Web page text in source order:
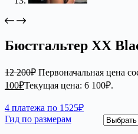
Бюстгальтер XX
12 200₽ Первоначальная цена
100₽Текущая цена: 6 100₽.
4 платежа по 1525₽
Гид по размерам